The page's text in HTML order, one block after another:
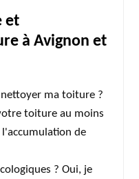
et
à Avignon et
ma toiture ?
toiture au moins
de
? Oui, je